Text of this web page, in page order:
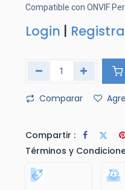
Compatible con ONVIF
Login
Comparar
Compartir :
Términos y